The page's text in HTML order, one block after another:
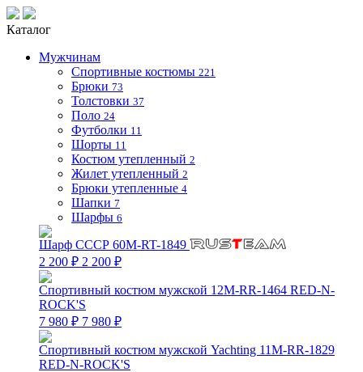
Каталог
Мужчинам
Спортивные костюмы 221
Брюки 73
Толстовки 37
Поло 24
Футболки 11
Шорты 11
Костюм утепленный 2
Жилет утепленный 2
Брюки утепленные 4
Шапки 7
Шарфы 6
Шарф СССР 60M-RT-1849
2 200 ₽ 2 200 ₽
Спортивный костюм мужской 12M-RR-1464 RED-N-
ROCK'S
7 980 ₽ 7 980 ₽
Спортивный костюм мужской Yachting 11M-RR-1829
RED-N-ROCK'S